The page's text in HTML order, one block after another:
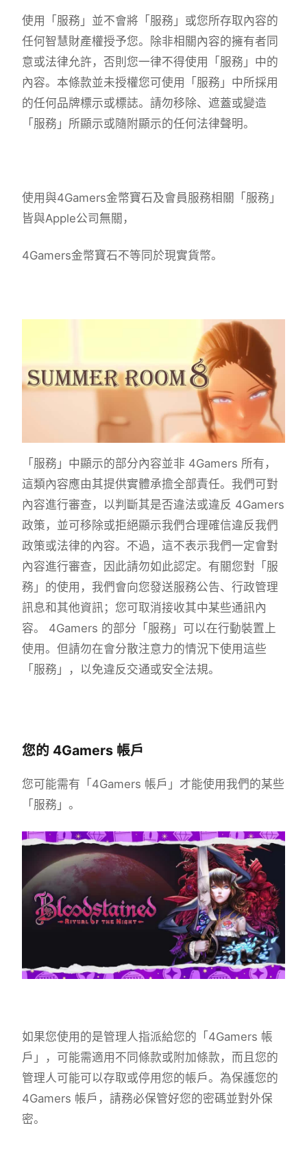
使用「服務」並不會將「服務」或您所存取內容的
任何智慧財產權授予您。除非相關內容的擁有者同
意或法律允許，否則您一律不得使用「服務」中的
內容。本條款並未授權您可使用「服務」中所採用
的任何品牌標示或標誌。請勿移除、遮蓋或變造
「服務」所顯示或隨附顯示的任何法律聲明。
使用與4Gamers金幣寶石及會員服務相關「服務」
皆與Apple公司無關，
4Gamers金幣寶石不等同於現實貨幣。
「服務」中顯示的部分內容並非 4Gamers 所有，
這類內容應由其提供實體承擔全部責任。我們可對
內容進行審查，以判斷其是否違法或違反 4Gamers
政策，並可移除或拒絕顯示我們合理確信違反我們
政策或法律的內容。不過，這不表示我們一定會對
內容進行審查，因此請勿如此認定。有關您對「服
務」的使用，我們會向您發送服務公告、行政管理
訊息和其他資訊；您可取消接收其中某些通訊內
容。 4Gamers 的部分「服務」可以在行動裝置上
使用。但請勿在會分散注意力的情況下使用這些
「服務」，以免違反交通或安全法規。
您的 4Gamers 帳戶
您可能需有「4Gamers 帳戶」才能使用我們的某些
「服務」。
如果您使用的是管理人指派給您的「4Gamers 帳
戶」，可能需適用不同條款或附加條款，而且您的
管理人可能可以存取或停用您的帳戶。為保護您的
4Gamers 帳戶，請務必保管好您的密碼並對外保
密。